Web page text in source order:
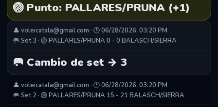
🏐 Punto: PALLARES/PRUNA (+1)
👤 voleicatala@gmail.com · 🕒 06/28/2026, 03:20 PM
🥅 Set 3 · 🏐 PALLARES/PRUNA 0 - 0 BALASCH/SIERRA
🥅 Cambio de set → 3
👤 voleicatala@gmail.com · 🕒 06/28/2026, 03:20 PM
🥅 Set 2 · 🏐 PALLARES/PRUNA 15 - 21 BALASCH/SIERRA